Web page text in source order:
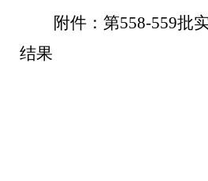
附件：第558-559批
结果